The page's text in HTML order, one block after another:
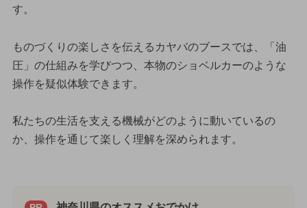
す。
ものづくりの楽しさを伝えるカヤバのブースでは、「油
圧」の仕組みを学びつつ、本物のショベルカーのような
操作を疑似体験できます。
私たちの生活を支える機械がどのように動いているの
か、操作を通じて楽しく理解を深められます。